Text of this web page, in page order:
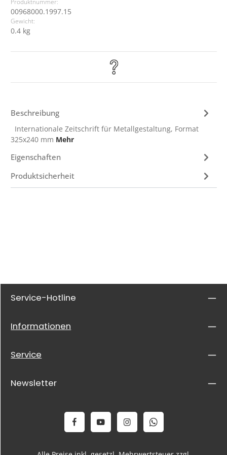
Produktnummer:
00968000.1997.15
Gewicht:
0.4 kg
Beschreibung
Internationale Zeitschrift für Metallgestaltung, Format
325x240 mm Mehr
Eigenschaften
Produktsicherheit
Service-Hotline
Informationen
Service
Newsletter